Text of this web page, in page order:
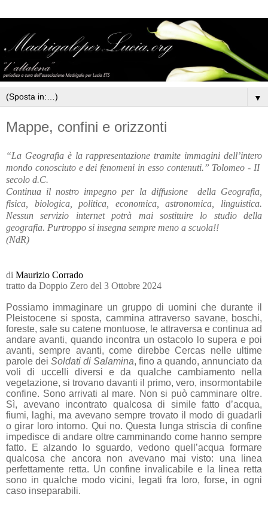
▼
Mappe, confini e orizzonti
“La Geografia è la rappresentazione tramite immagini dell’intero
mondo conosciuto e dei fenomeni in esso contenuti.” Tolomeo - II
secolo d.C.
Continua il nostro impegno per la diffusione
della Geografia,
fisica, biologica, politica, economica, astronomica, linguistica.
Nessun servizio internet potrà mai sostituire lo studio della
geografia. Purtroppo si insegna sempre meno a scuola!!
(NdR)
di Maurizio Corrado
tratto da Doppio Zero del 3 Ottobre 2024
Possiamo immaginare un gruppo di uomini che durante il
Pleistocene si sposta, cammina attraverso savane, boschi,
foreste, sale su catene montuose, le attraversa e continua ad
andare avanti, quando incontra un ostacolo lo supera e poi
avanti, sempre avanti, come direbbe Cercas nelle ultime
parole dei Soldati di Salamina, fino a quando, annunciato da
voli di uccelli diversi e da qualche cambiamento nella
vegetazione, si trovano davanti il primo, vero, insormontabile
confine. Sono arrivati al mare. Non si può camminare oltre.
Sì, avevano incontrato qualcosa di simile fatto d’acqua,
fiumi, laghi, ma avevano sempre trovato il modo di guadarli
o girar loro intorno. Qui no. Questa lunga striscia di confine
impedisce di andare oltre camminando come hanno sempre
fatto. E alzando lo sguardo, vedono quell’acqua formare
qualcosa che ancora non avevano mai visto: una linea
perfettamente retta. Un confine invalicabile e la linea retta
sono in qualche modo vicini, legati fra loro, forse, in ogni
caso inseparabili.